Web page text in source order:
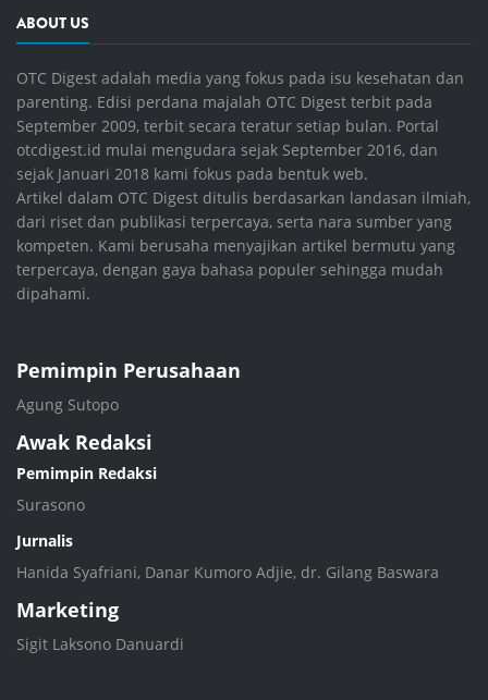
ABOUT US
OTC Digest adalah media yang fokus pada isu kesehatan dan
parenting. Edisi perdana majalah OTC Digest terbit pada
September 2009, terbit secara teratur setiap bulan. Portal
otcdigest.id mulai mengudara sejak September 2016, dan
sejak Januari 2018 kami fokus pada bentuk web.
Artikel dalam OTC Digest ditulis berdasarkan landasan ilmiah,
dari riset dan publikasi terpercaya, serta nara sumber yang
kompeten. Kami berusaha menyajikan artikel bermutu yang
terpercaya, dengan gaya bahasa populer sehingga mudah
dipahami.
Pemimpin Perusahaan
Agung Sutopo
Awak Redaksi
Pemimpin Redaksi
Surasono
Jurnalis
Hanida Syafriani, Danar Kumoro Adjie, dr. Gilang Baswara
Marketing
Sigit Laksono Danuardi